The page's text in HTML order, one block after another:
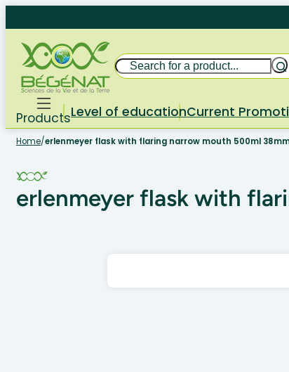
to
content
Products
Search
Level of educationCurrent
Home/erlenmeyer flask with flaring narrow mouth 500ml
erlenmeyer flask with